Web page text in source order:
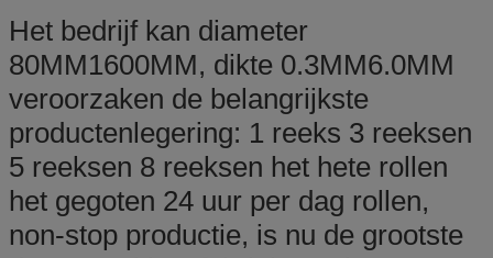
Het bedrijf kan diameter
80MM1600MM, dikte 0.3MM6.0MM
veroorzaken de belangrijkste
productenlegering: 1 reeks 3 reeksen
5 reeksen 8 reeksen het hete rollen
het gegoten 24 uur per dag rollen,
non-stop productie, is nu de grootste